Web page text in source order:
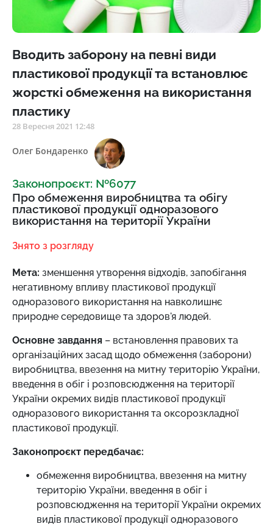
Вводить заборону на певні види
пластикової продукції та встановлює
жорсткі обмеження на використання
пластику
28 Вересня 2021 12:48
Олег Бондаренко
Законопроєкт: №6077
Про обмеження виробництва та обігу
пластикової продукції одноразового
використання на території України
Знято з розгляду
Мета: зменшення утворення відходів, запобігання
негативному впливу пластикової продукції
одноразового використання на навколишнє
природне середовище та здоров'я людей.
Основне завдання – встановлення правових та
організаційних засад щодо обмеження (заборони)
виробництва, ввезення на митну територію України,
введення в обіг і розповсюдження на території
України окремих видів пластикової продукції
одноразового використання та оксорозкладної
пластикової продукції.
Законопроєкт передбачає:
обмеження виробництва, ввезення на митну
територію України, введення в обіг і
розповсюдження на території України окремих
видів пластикової продукції одноразового